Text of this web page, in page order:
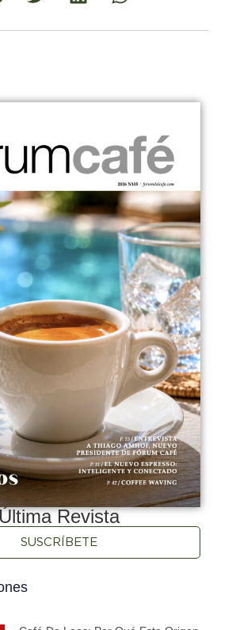
Revista
SUSCRÍBETE